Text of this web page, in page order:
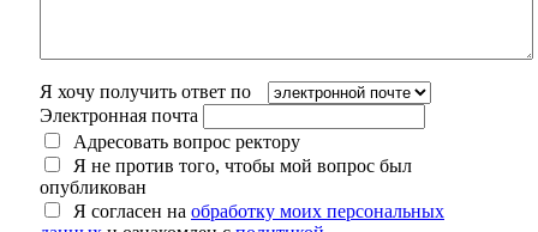
Я хочу получить ответ по
Электронная почта
Адресовать вопрос ректору
Я не против того, чтобы мой вопрос был
опубликован
Я согласен на обработку моих персональных